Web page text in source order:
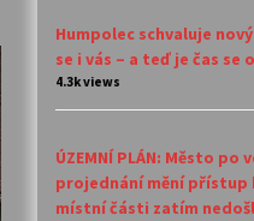
Humpolec schvaluje
se i vás – a teď je čas se
4.3k views
ÚZEMNÍ PLÁN: Město po
projednání mění přístup
místní části zatím